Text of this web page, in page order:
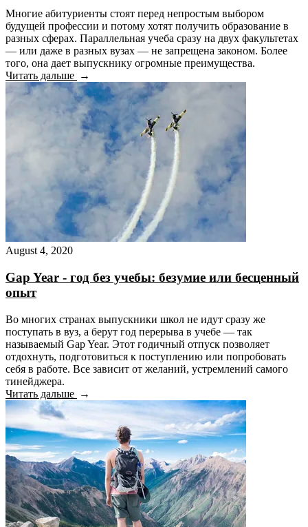
Многие абитуриенты стоят перед непростым выбором
будущей профессии и потому хотят получить образование в
разных сферах. Параллельная учеба сразу на двух факультетах
— или даже в разных вузах — не запрещена законом. Более
того, она дает выпускнику огромные преимущества.
Читать дальше
August 4, 2020
Gap Year - год без учебы: безумие или бесценный
опыт
Во многих странах выпускники школ не идут сразу же
поступать в вуз, а берут год перерыва в учебе — так
называемый Gap Year. Этот годичный отпуск позволяет
отдохнуть, подготовиться к поступлению или попробовать
себя в работе. Все зависит от желаний, устремлений самого
тинейджера.
Читать дальше